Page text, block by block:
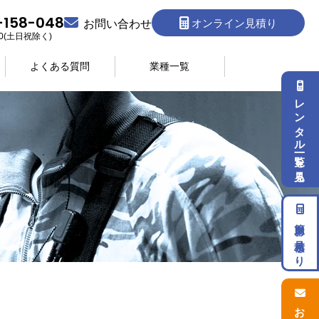
158-048
土日祝除く)
お問い合わせ オンライン見積り
よくある質問 業種一覧
レンタル一覧を見る
簡単お見積もり